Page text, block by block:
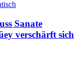
Sanate
verschärft sich